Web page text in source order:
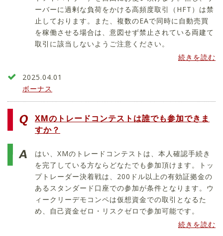
ーバーに過剰な負荷をかける高頻度取引（HFT）は禁
止しております。また、複数のEAで同時に自動売買
を稼働させる場合は、意図せず禁止されている両建て
取引に該当しないようご注意ください。
続きを読む
2025.04.01
ボーナス
XMのトレードコンテストは誰でも参加できま
すか？
はい、XMのトレードコンテストは、本人確認手続き
を完了している方ならどなたでも参加頂けます。トッ
プトレーダー決着戦は、200ドル以上の有効証拠金の
あるスタンダード口座での参加が条件となります。ウ
ィークリーデモコンペは仮想資金での取引となるた
め、自己資金ゼロ・リスクゼロで参加可能です。
続きを読む